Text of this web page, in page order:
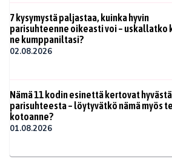
7 kysymystä paljastaa, kuinka hyvin
parisuhteenne oikeasti voi – uskallatko
ne kumppaniltasi?
02.08.2026
Nämä 11 kodin esinettä kertovat hyvästä
parisuhteesta – löytyvätkö nämä myös
kotoanne?
01.08.2026